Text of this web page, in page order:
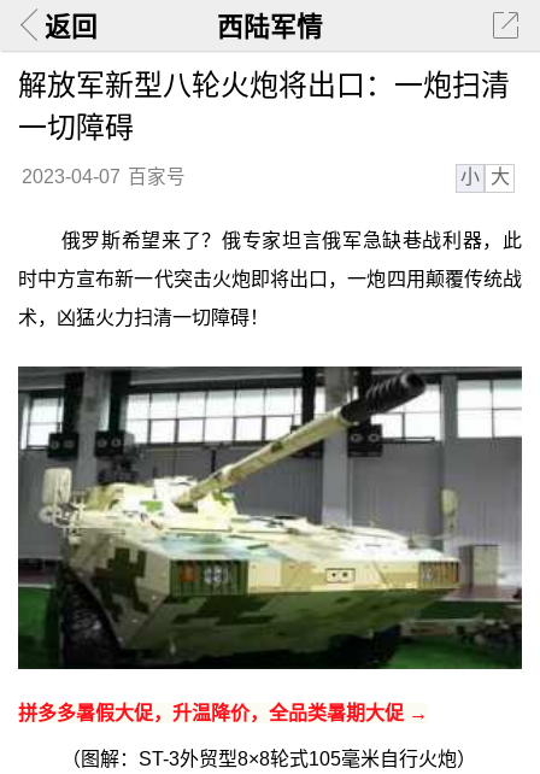
返回 西陆军情
解放军新型八轮火炮将出口：一炮扫清
一切障碍
2023-04-07 百家号 小 大
俄罗斯希望来了？俄专家坦言俄军急缺巷战利器，此
时中方宣布新一代突击火炮即将出口，一炮四用颠覆传统战
术，凶猛火力扫清一切障碍！
拼多多暑假大促，升温降价，全品类暑期大促 →
（图解：ST-3外贸型8×8轮式105毫米自行火炮）